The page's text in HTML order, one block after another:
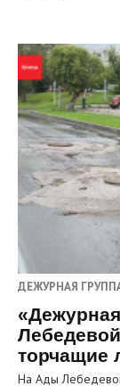
ДЕЖУРНАЯ
торчащие
На Ады